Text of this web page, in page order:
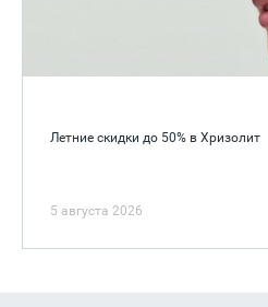
Летние скидки до 50% в Хризолит
5 августа 2026